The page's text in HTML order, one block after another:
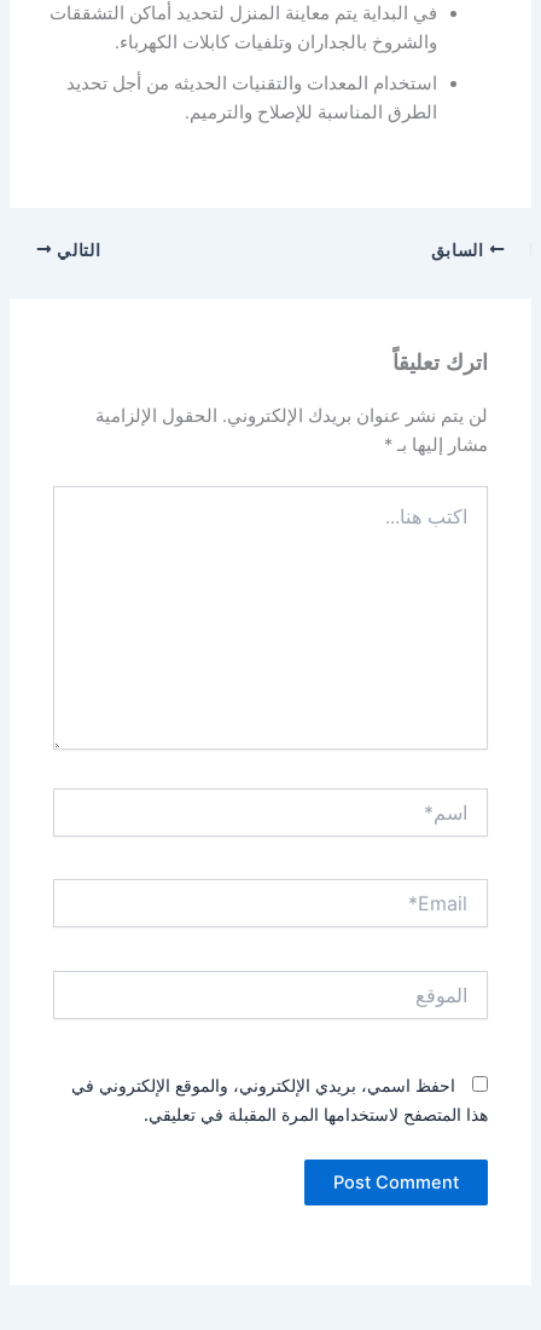
في البداية يتم معاينة المنزل لتحديد أماكن التشققات
والشروخ بالجداران وتلفيات كابلات الكهرباء.
استخدام المعدات والتقنيات الحديثه من أجل تحديد
الطرق المناسبة للإصلاح والترميم.
السابق التالي
اترك تعليقاً
لن يتم نشر عنوان بريدك الإلكتروني. الحقول الإلزامية
مشار إليها بـ*
هنا...
احفظ اسمي، بريدي الإلكتروني، والموقع الإلكتروني في
هذا المتصفح لاستخدامها المرة المقبلة في تعليقي.